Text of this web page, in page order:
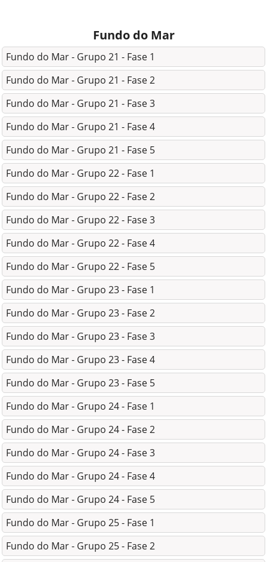
Fundo do Mar
Fundo do Mar - Grupo 21 - Fase 1
Fundo do Mar - Grupo 21 - Fase 2
Fundo do Mar - Grupo 21 - Fase 3
Fundo do Mar - Grupo 21 - Fase 4
Fundo do Mar - Grupo 21 - Fase 5
Fundo do Mar - Grupo 22 - Fase 1
Fundo do Mar - Grupo 22 - Fase 2
Fundo do Mar - Grupo 22 - Fase 3
Fundo do Mar - Grupo 22 - Fase 4
Fundo do Mar - Grupo 22 - Fase 5
Fundo do Mar - Grupo 23 - Fase 1
Fundo do Mar - Grupo 23 - Fase 2
Fundo do Mar - Grupo 23 - Fase 3
Fundo do Mar - Grupo 23 - Fase 4
Fundo do Mar - Grupo 23 - Fase 5
Fundo do Mar - Grupo 24 - Fase 1
Fundo do Mar - Grupo 24 - Fase 2
Fundo do Mar - Grupo 24 - Fase 3
Fundo do Mar - Grupo 24 - Fase 4
Fundo do Mar - Grupo 24 - Fase 5
Fundo do Mar - Grupo 25 - Fase 1
Fundo do Mar - Grupo 25 - Fase 2